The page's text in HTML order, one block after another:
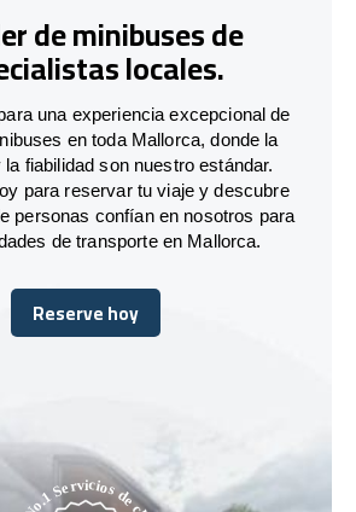
de minibuses de
locales.
una experiencia excepcional de
en toda Mallorca, donde la
fiabilidad son nuestro estándar.
para reservar tu viaje y descubre
personas confían en nosotros para
de transporte en Mallorca.
Reserve hoy
Reserve hoy